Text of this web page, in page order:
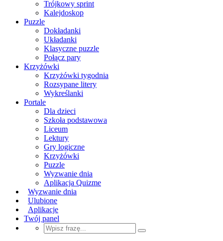
Trójkowy sprint
Kalejdoskop
Puzzle
Dokładanki
Układanki
Klasyczne puzzle
Połącz pary
Krzyżówki
Krzyżówki tygodnia
Rozsypane litery
Wykreślanki
Portale
Dla dzieci
Szkoła podstawowa
Liceum
Lektury
Gry logiczne
Krzyżówki
Puzzle
Wyzwanie dnia
Aplikacja Quizme
Wyzwanie dnia
Ulubione
Aplikacje
Twój panel